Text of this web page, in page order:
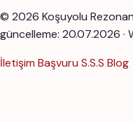
© 2026 Koşuyolu
güncelleme: 20.07.2026 ·
İletişim Başvuru S.S.S Blog